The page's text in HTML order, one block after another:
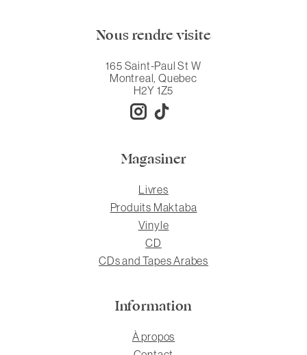
Nous rendre visite
165 Saint-Paul St W
Montreal, Quebec
H2Y 1Z5
Magasiner
Livres
Produits Maktaba
Vinyle
CD
CDs and Tapes Arabes
Information
À propos